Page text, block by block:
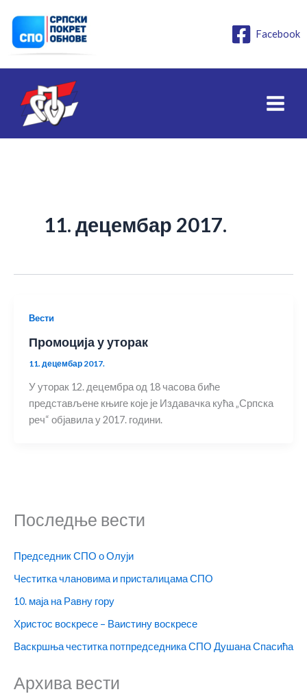
садржај
Facebook
11. децембар 2017.
Вести
Промоција у уторак
11. децембар 2017.
У уторак 12. децембра од 18 часова биће
представљене књиге које је Издавачка кућа „Српска
реч“ објавила у 2017. години.
Последње вести
Председник СПО о Олуји
Честитка члановима и присталицама СПО
10. маја на Равну гору
Христос воскресе – Ваистину воскресе
Васкршња честитка потпредседника СПО Душана Спасића
Архива вести